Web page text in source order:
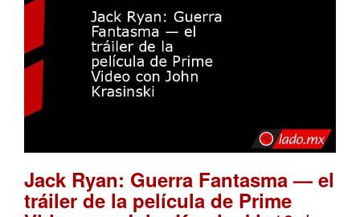
Jack Ryan: Guerra Fantasma — el
tráiler de la película de Prime